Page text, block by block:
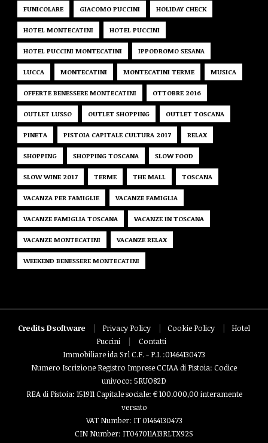
FUNICOLARE GIACOMO PUCCINI HOLIDAY CHECK
HOTEL MONTECATINI HOTEL PUCCINI
HOTEL PUCCINI MONTECATINI IPPODROMO SESANA
LUCCA MONTECATINI MONTECATINI TERME MUSICA
OFFERTE BENESSERE MONTECATINI OTTOBRE 2016
OUTLET LUSSO OUTLET SHOPPING OUTLET TOSCANA
PINETA PISTOIA CAPITALE CULTURA 2017 RELAX
SHOPPING SHOPPING TOSCANA SLOW FOOD
SLOW WINE 2017 TERME THE MALL TOSCANA
VACANZA PER FAMIGLIE VACANZE FAMIGLIA
VACANZE FAMIGLIA TOSCANA VACANZE IN TOSCANA
VACANZE MONTECATINI VACANZE RELAX
WEEKEND BENESSERE MONTECATINI
Credits Dsoftware Privacy Policy Cookie Policy
Hotel
Puccini
Contatti
Immobiliare ida Srl C.F. - P.I. :01464130473
Numero Iscrizione Registro Imprese CCIAA di Pistoia: Codice
univoco: 5RUO82D
REA di Pistoia: 151911 Capitale sociale: € 100.000,00 interamente
versato
VAT Number: IT 01464130473
CIN Number: IT047011A13RLTX92S